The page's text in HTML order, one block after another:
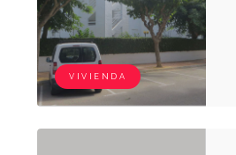
VIVIENDA